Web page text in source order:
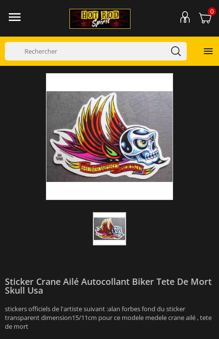
 0

Sticker Crane Ailé Autocollant Biker Tete De Mort
Skull Usa
stickers officiels de l'artiste suivant :alan forbes fond du sticker
transparent dimension15/11cm pour ce modele medele crane ailé , tete
de mort